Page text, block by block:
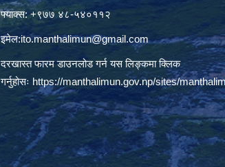
फ्याक्स: +९७७ ४८-५४०११२
इमेल:ito.manthalimun@gmail.com
दरखास्त फारम डाउनलोड गर्न यस लिङ्कमा क्लिक
गर्नुहोसः https://manthalimun.gov.np/sites/